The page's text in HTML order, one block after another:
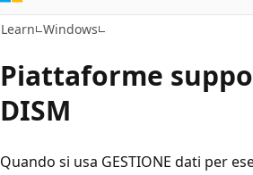
Learn Windows
Piattaforme
DISM
Quando si usa GESTIONE dati per